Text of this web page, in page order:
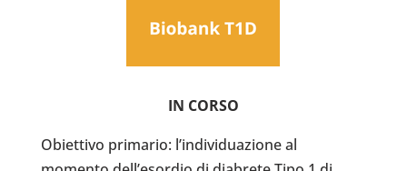
IN CORSO
Obiettivo primario: l’individuazione al